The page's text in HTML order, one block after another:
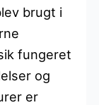
brugt i
fungeret
og
er